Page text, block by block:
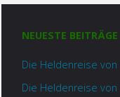
NEUESTE BEITRÄGE
Die Heldenreise von
Die Heldenreise von